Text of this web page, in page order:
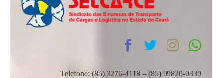
Telefone: (85) 3276-4118 – (85) 99820-0339